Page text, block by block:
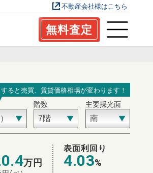
不動産会社様はこちら
無料査定
ると売買、賃貸価格相場が変わります！
階数 主要採光面
万円
表面利回り
4.03%